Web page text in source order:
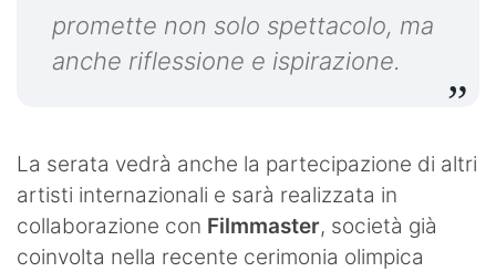
promette non solo spettacolo, ma
anche riflessione e ispirazione.
La serata vedrà anche la partecipazione di altri
artisti internazionali e sarà realizzata in
collaborazione con Filmmaster, società già
coinvolta nella recente cerimonia olimpica